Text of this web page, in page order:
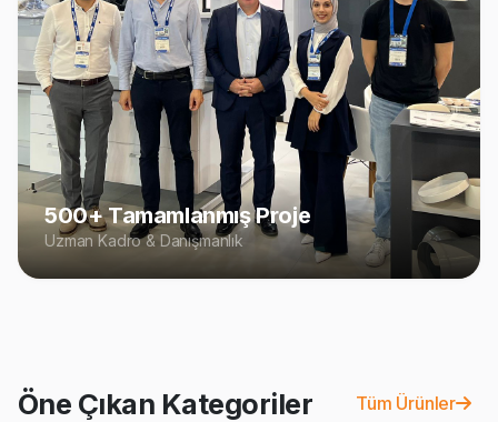
500+ Tamamlanmış Proje
Uzman Kadro & Danışmanlık
Öne Çıkan Kategoriler Tüm Ürünler